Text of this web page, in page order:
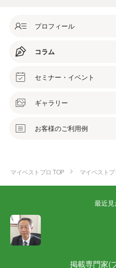
プロフィール
コラム
セミナー・イベント
ギャラリー
お客様のご利用例
マイベストプロ TOP マイベスト
最近見
掲載専門家(